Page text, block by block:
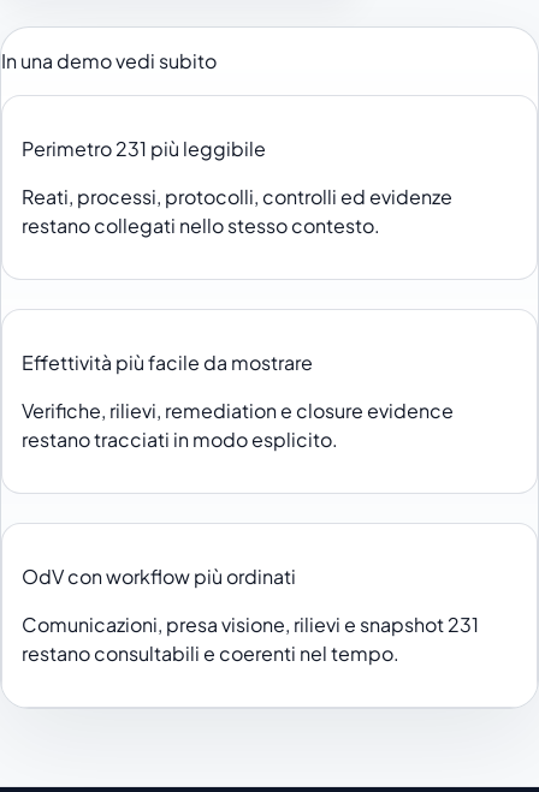
In una demo vedi subito
Perimetro 231 più leggibile
Reati, processi, protocolli, controlli ed evidenze
restano collegati nello stesso contesto.
Effettività più facile da mostrare
Verifiche, rilievi, remediation e closure evidence
restano tracciati in modo esplicito.
OdV con workflow più ordinati
Comunicazioni, presa visione, rilievi e snapshot 231
restano consultabili e coerenti nel tempo.